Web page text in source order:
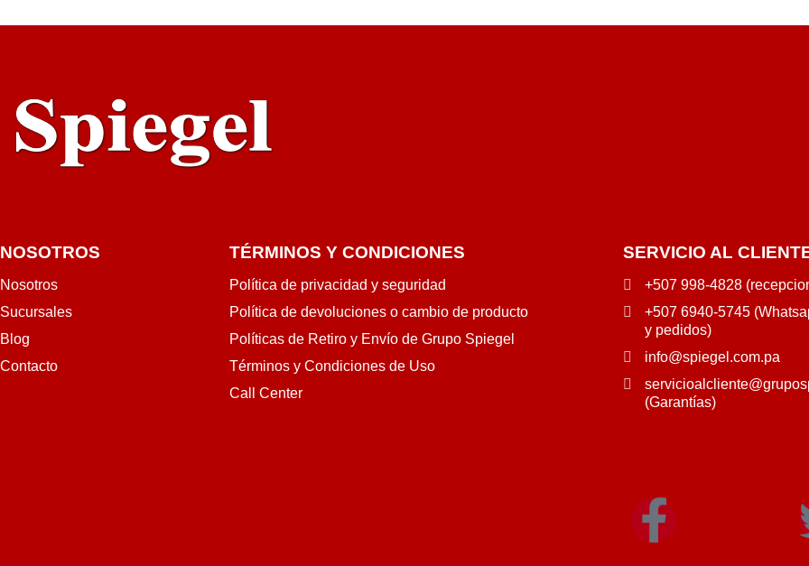
NOSOTROS
Nosotros
Sucursales
Blog
Contacto
TÉRMINOS Y CONDICIONES
Política de privacidad y seguridad
Política de devoluciones o cambio de producto
Políticas de Retiro y Envío de Grupo Spiegel
Términos y Condiciones de Uso
Call Center
SERVICIO AL
+507 998-4828
+507 6940-5745
y pedidos)
info@spiegel.com.pa
(Garantías)